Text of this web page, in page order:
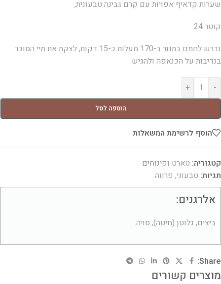
שערות קדאיף אפויות עם קרם גבינה טבעונית,
קוטר 24.
נדרש לחמם בתנור ב-170 מעלות כ-15 דקות, לצקת את מיי הסוכר
בנדיבות על הכנאפה ולהגיש.
-
+
הוספה לסל
הוסף לרשימת המשאלות
קטגוריה: טארט וקינוחים
תגיות: טבעוני, פרווה
אלרגנים:
ביצים, גלוטן (חיטה), סויה.
Share:
מוצרים קשורים